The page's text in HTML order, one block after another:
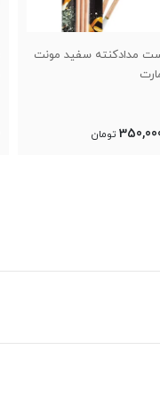
ست جوهر طراحی مونت
مارت ۱۶ رنگ
1,950,000 تومان